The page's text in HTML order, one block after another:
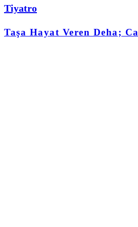
Tiyatro
Taşa Hayat Veren Deha;